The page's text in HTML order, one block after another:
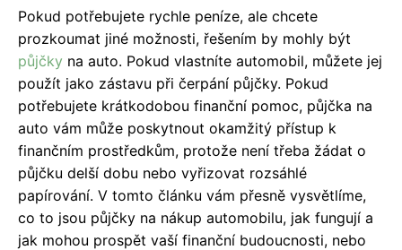
Pokud potřebujete rychle peníze, ale chcete
prozkoumat jiné možnosti, řešením by mohly být
půjčky na auto. Pokud vlastníte automobil, můžete jej
použít jako zástavu při čerpání půjčky. Pokud
potřebujete krátkodobou finanční pomoc, půjčka na
auto vám může poskytnout okamžitý přístup k
finančním prostředkům, protože není třeba žádat o
půjčku delší dobu nebo vyřizovat rozsáhlé
papírování. V tomto článku vám přesně vysvětlíme,
co to jsou půjčky na nákup automobilu, jak fungují a
jak mohou prospět vaší finanční budoucnosti, nebo